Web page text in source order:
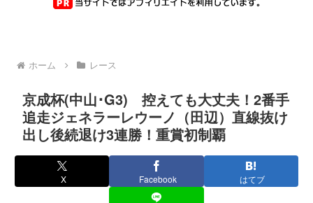
ホーム レース
京成杯(中山･G3) 控えても大丈夫！2番手
追走ジェネラーレウーノ（田辺）直線抜け
出し後続退け3連勝！重賞初制覇
X Facebook はてブ